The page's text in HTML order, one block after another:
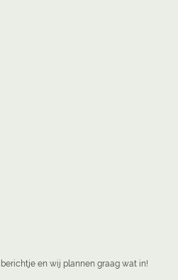
en wij plannen graag wat in!